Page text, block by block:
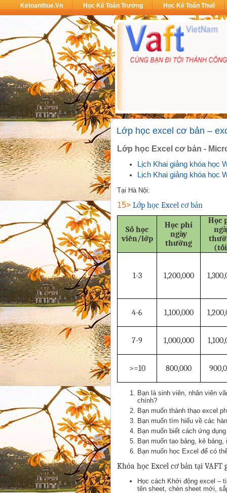
Ketoanthue.vn Học Kế Toán Trưởng Học Kế Toán Thuế
Lớp học excel cơ bản –
Lớp học Excel cơ bản -
Lịch Khai giảng khóa học
Lịch Khai giảng khóa học
Tại Hà Nội:
15> Lớp học Excel cơ bản
Số học
viên/lớp
Học phí
ngày
thường
Học
1-3 1,200,000
4-6 1,100,000
7-9 1,000,000
>=10 800,000
Bạn là sinh viên, nhân viên
chính?
Bạn muốn thành thạo excel
Bạn muốn tìm hiểu về các
Bạn muốn biết cách ứng
Bạn muốn tạo bảng, kẻ
Bạn muốn học Excel để có
Khóa học Excel cơ bản tại
Học cách Khởi động excel –
tên sheet, chèn sheet mới,